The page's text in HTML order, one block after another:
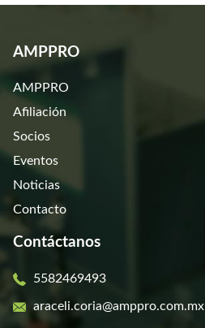
AMPPRO
AMPPRO
Afiliación
Socios
Eventos
Noticias
Contacto
Contáctanos
5582469493
araceli.coria@amppro.com.mx